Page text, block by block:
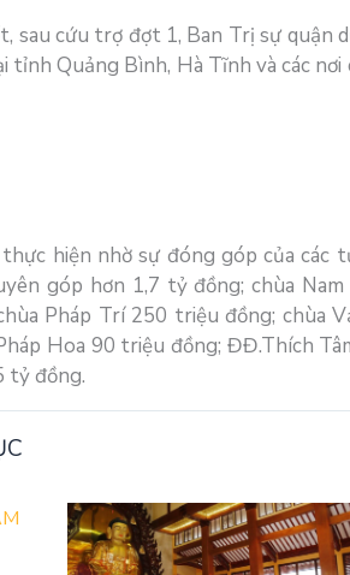
sau cứu trợ đợt 1, Ban Trị sự quận
Quảng Bình, Hà Tĩnh và các nơi
hiện nhờ sự đóng góp của các
góp hơn 1,7 tỷ đồng; chùa
Pháp Trí 250 triệu đồng; chùa
Hoa 90 triệu đồng; ĐĐ.Thích
tỷ đồng.